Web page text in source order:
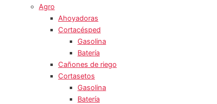
Agro
Ahoyadoras
Cortacésped
Gasolina
Batería
Cañones de riego
Cortasetos
Gasolina
Batería